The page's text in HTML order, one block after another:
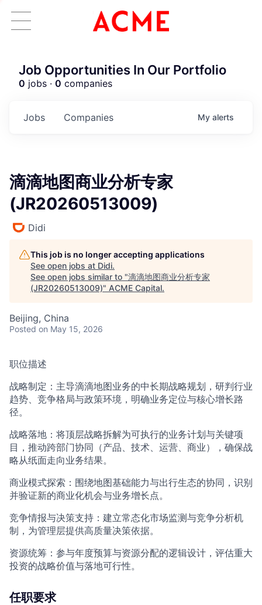
ACME Homepage
Job Opportunities In Our Portfolio
0 jobs · 0 companies
Jobs Companies My alerts
滴滴地图商业分析专家
(JR20260513009)
Didi
This job is no longer accepting applications
See open jobs at Didi.
See open jobs similar to "滴滴地图商业分析专家
(JR20260513009)" ACME Capital.
Beijing, China
Posted on May 15, 2026
职位描述
战略制定：主导滴滴地图业务的中长期战略规划，研判行业
趋势、竞争格局与政策环境，明确业务定位与核心增长路
径。
战略落地：将顶层战略拆解为可执行的业务计划与关键项
目，推动跨部门协同（产品、技术、运营、商业），确保战
略从纸面走向业务结果。
商业模式探索：围绕地图基础能力与出行生态的协同，识别
并验证新的商业化机会与业务增长点。
竞争情报与决策支持：建立常态化市场监测与竞争分析机
制，为管理层提供高质量决策依据。
资源统筹：参与年度预算与资源分配的逻辑设计，评估重大
投资的战略价值与落地可行性。
任职要求